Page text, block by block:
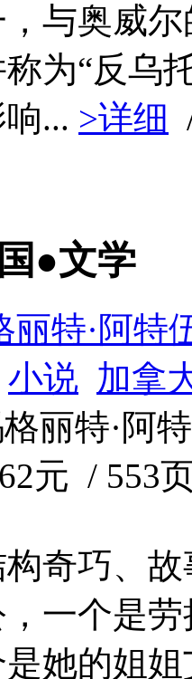
与奥威
称为“反乌
... >详细
●文学
丽特·阿特
小说 加拿
丽特·阿
元 / 553
奇巧、
一个是
她的姐